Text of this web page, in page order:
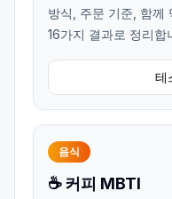
방식, 주문 기준, 함께
16가지 결과로 정리합
테
음식
☕ 커피 MBTI